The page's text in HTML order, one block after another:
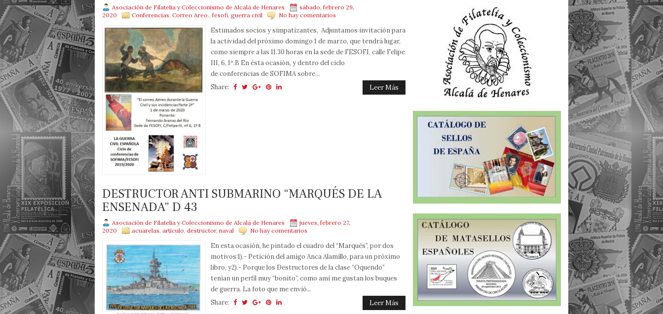
Asociación de Filatelia y Coleccionismo de Alcalá de Henares
sábado, febrero 29,
2020
Conferencias, Correo Areo., fesofi, guerra civil No hay comentarios
Estimados socios y simpatizantes, Adjuntamos invitación para
la actividad del próximo domingo 1 de marzo, que tendrá lugar,
como siempre a las 11.30 horas en la sede de FESOFI, calle Felipe
III, 6, 1º.B En ésta ocasión, y dentro del ciclo
de conferencias de SOFIMA sobre...
Share:
Leer Más
DESTRUCTOR ANTI SUBMARINO “MARQUÉS DE LA
ENSENADA” D 43
Asociación de Filatelia y Coleccionismo de Alcalá de Henares
jueves, febrero 27,
2020
acuarelas articulo destructor, naval No hay comentarios
En esta ocasión, he pintado el cuadro del “Marqués”, por dos
motivos:1).- Petición del amigo Anca Alamillo, para un próximo
libro, y2).- Porque los Destructores de la clase “Oquendo”
tenían un perfil muy “bonito”, como amí me gustan los buques
de guerra. La foto que me envió...
Share:
Leer Más